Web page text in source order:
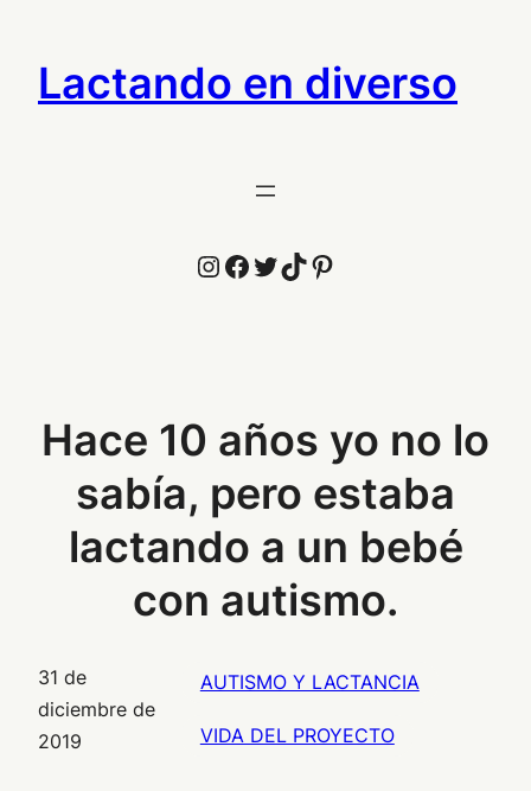
contenido
Lactando en diverso
Instagram
Facebook
Twitter
TikTok
Pinterest
Hace 10 años yo no lo
sabía, pero estaba
lactando a un bebé
con autismo.
31 de
diciembre de
2019
AUTISMO Y LACTANCIA
VIDA DEL PROYECTO